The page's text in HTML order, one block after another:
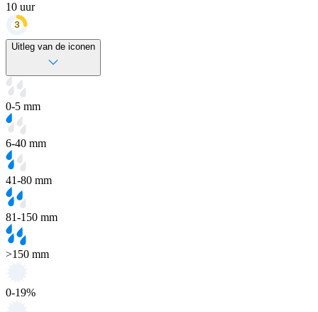
10 uur
Uitleg van de iconen
0-5 mm
6-40 mm
41-80 mm
81-150 mm
>150 mm
0-19%